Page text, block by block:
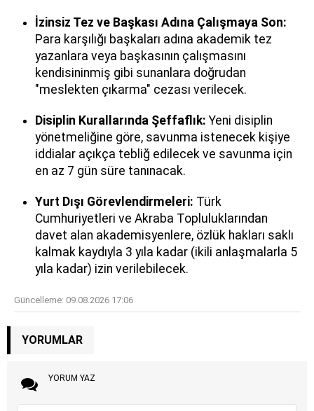
İzinsiz Tez ve Başkası Adına Çalışmaya Son:
Para karşılığı başkaları adına akademik tez
yazanlara veya başkasının çalışmasını
kendisininmiş gibi sunanlara doğrudan
"meslekten çıkarma" cezası verilecek.
Disiplin Kurallarında Şeffaflık: Yeni disiplin
yönetmeliğine göre, savunma istenecek kişiye
iddialar açıkça tebliğ edilecek ve savunma için
en az 7 gün süre tanınacak.
Yurt Dışı Görevlendirmeleri: Türk
Cumhuriyetleri ve Akraba Topluluklarından
davet alan akademisyenlere, özlük hakları saklı
kalmak kaydıyla 3 yıla kadar (ikili anlaşmalarla 5
yıla kadar) izin verilebilecek.
Güncelleme: 09.08.2026 17:06
YORUMLAR
YORUM YAZ